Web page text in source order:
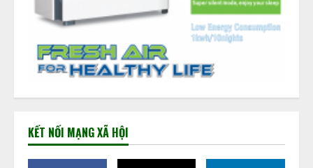
KẾT NỐI MẠNG XÃ HỘI